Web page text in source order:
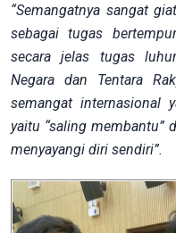
“Semangatnya sangat
sebagai tugas
secara jelas tugas
Negara dan Tentara
semangat internasional
yaitu “saling membantu”
menyayangi diri sendiri”.